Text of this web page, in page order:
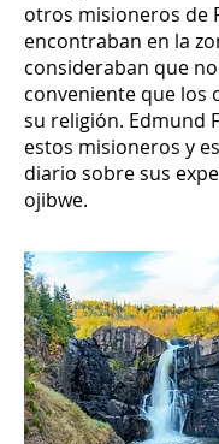
otros misioneros de
encontraban en la
consideraban que
conveniente que los
su religión. Edmund
estos misioneros y
diario sobre sus
ojibwe.